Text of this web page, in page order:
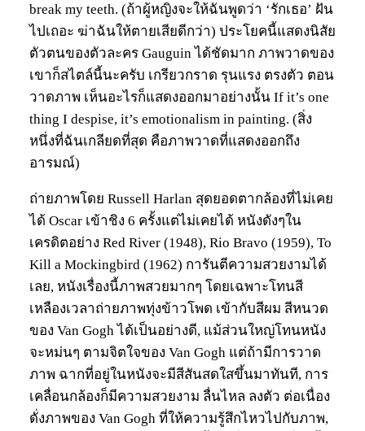
break my teeth. (ถ้าผู้หญิงจะให้ฉันพูดว่า ‘รักเธอ’ ฝัน
ไปเถอะ ฆ่าฉันให้ตายเสียดีกว่า) ประโยคนี้แสดงนิสัย
ตัวตนของตัวละคร Gauguin ได้ชัดมาก ภาพวาดของ
เขาก็สไตล์นี้นะครับ เกรียวกราด รุนแรง ตรงตัว ตอน
วาดภาพ เห็นอะไรก็แสดงออกมาอย่างนั้น If it’s one
thing I despise, it’s emotionalism in painting. (สิ่ง
หนึ่งที่ฉันเกลียดที่สุด คือภาพวาดที่แสดงออกถึง
อารมณ์)
ถ่ายภาพโดย Russell Harlan สุดยอดตากล้องที่ไม่เคย
ได้ Oscar เข้าชิง 6 ครั้งแต่ไม่เคยได้ หนังดังๆใน
เครดิตอย่าง Red River (1948), Rio Bravo (1959), To
Kill a Mockingbird (1962) การันตีความสวยงามได้
เลย, หนังเรื่องนี้ภาพสวยมากๆ โดยเฉพาะโทนสี
เหลืองเวลาถ่ายภาพทุ่งข้าวโพด เข้ากับสีผม สีหนวด
ของ Van Gogh ได้เป็นอย่างดี, แม้ส่วนใหญ่โทนหนัง
จะหม่นๆ ตามจิตใจของ Van Gogh แต่ถ้ามีการวาด
ภาพ ฉากที่อยู่ในหนังจะมีสีสันสดใสขึ้นมาทันที, การ
เคลื่อนกล้องก็มีความสวยงาม ลื่นไหล ลงตัว ต่อเนื่อง
ดั่งภาพของ Van Gogh ที่ให้ความรู้สึกไหวไปกับภาพ,